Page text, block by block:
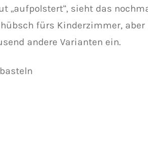
„aufpolstert“, sieht das
fürs Kinderzimmer,
andere Varianten ein.